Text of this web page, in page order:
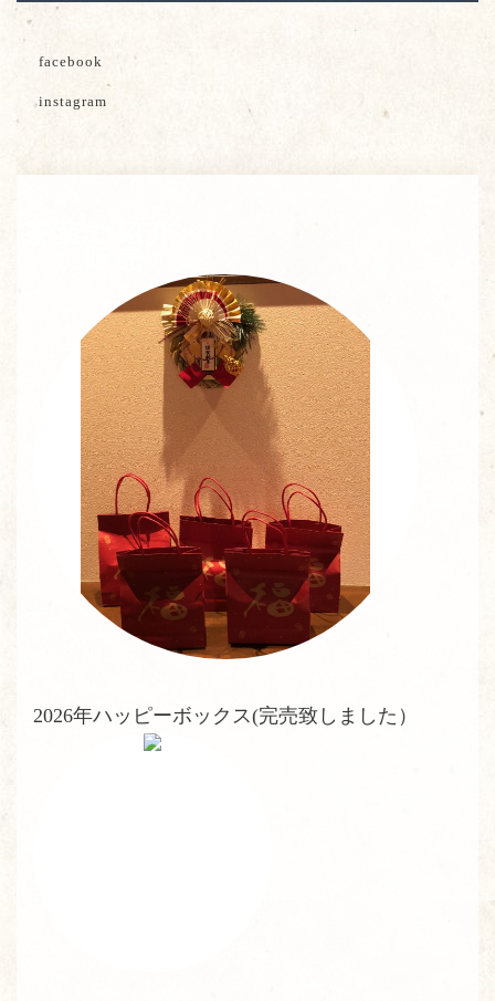
facebook
instagram
2026年ハッピーボックス(完売致しました）